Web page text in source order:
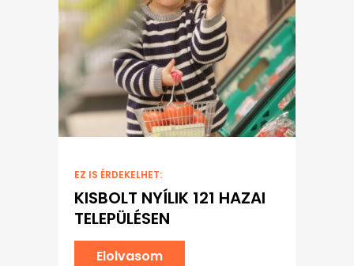
EZ IS ÉRDEKELHET:
KISBOLT NYÍLIK 121 HAZAI
TELEPÜLÉSEN
Elolvasom